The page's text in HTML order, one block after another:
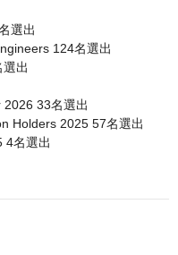
選出
124名選出
出
2026 33名選出
Holders 2025 57名選出
4名選出